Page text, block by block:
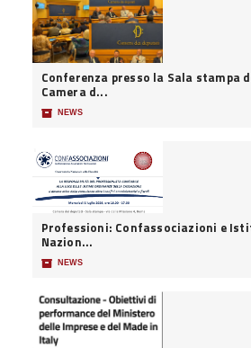
Conferenza presso la Sala stampa
Camera d...
📦 NEWS
Professioni: Confassociazioni e
Nazion...
📦 NEWS